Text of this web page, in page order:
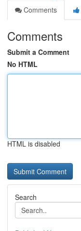
Comments
Comments
Submit a Comment
No HTML
HTML is disabled
Search